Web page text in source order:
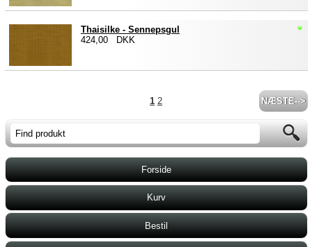
Thaisilke - Sennepsgul
424,00 DKK
1 2 NÆSTE-->
Forside
Kurv
Bestil